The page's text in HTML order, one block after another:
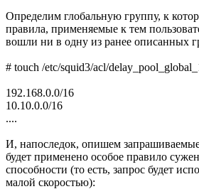
Определим глобальную группу, к
правила, применяемые к тем
вошли ни в одну из ранее описанных
# touch /etc/squid3/acl/
192.168.0.0/16
10.10.0.0/16
....
И, напоследок, опишем
будет применено особое правило
способности (то есть, запрос будет
малой скоростью):